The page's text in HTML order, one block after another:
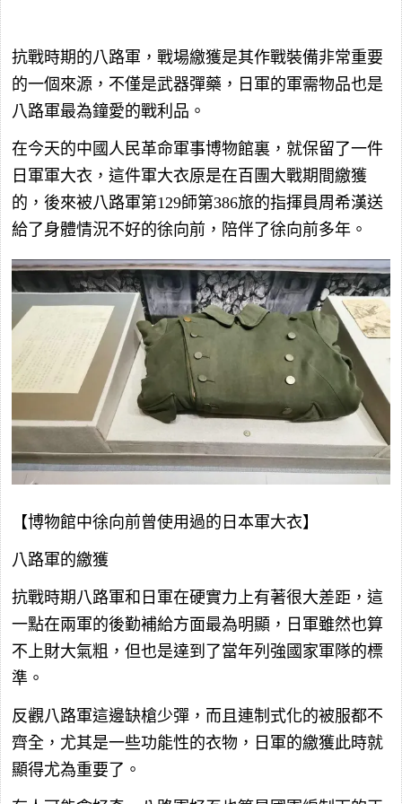
抗戰時期的八路軍，戰場繳獲是其作戰裝備非常重要
的一個來源，不僅是武器彈藥，日軍的軍需物品也是
八路軍最為鐘愛的戰利品。
在今天的中國人民革命軍事博物館裏，就保留了一件
日軍軍大衣，這件軍大衣原是在百團大戰期間繳獲
的，後來被八路軍第129師第386旅的指揮員周希漢送
給了身體情況不好的徐向前，陪伴了徐向前多年。
【博物館中徐向前曾使用過的日本軍大衣】
八路軍的繳獲
抗戰時期八路軍和日軍在硬實力上有著很大差距，這
一點在兩軍的後勤補給方面最為明顯，日軍雖然也算
不上財大氣粗，但也是達到了當年列強國家軍隊的標
準。
反觀八路軍這邊缺槍少彈，而且連制式化的被服都不
齊全，尤其是一些功能性的衣物，日軍的繳獲此時就
顯得尤為重要了。